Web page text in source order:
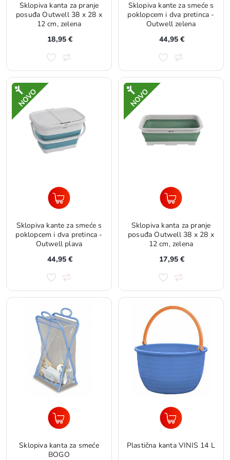
Sklopiva kanta za pranje
posuđa Outwell 38 x 28 x
12 cm, zelena
18,95 €
Sklopiva kante za smeće s
poklopcem i dva pretinca -
Outwell zelena
44,95 €
Sklopiva kante za smeće s
poklopcem i dva pretinca -
Outwell plava
44,95 €
Sklopiva kanta za pranje
posuđa Outwell 38 x 28 x
12 cm, zelena
17,95 €
Sklopiva kanta za smeće
BOGO
Plastična kanta VINIS 14 L